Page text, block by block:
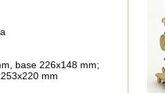
base 226x148 mm;
mm